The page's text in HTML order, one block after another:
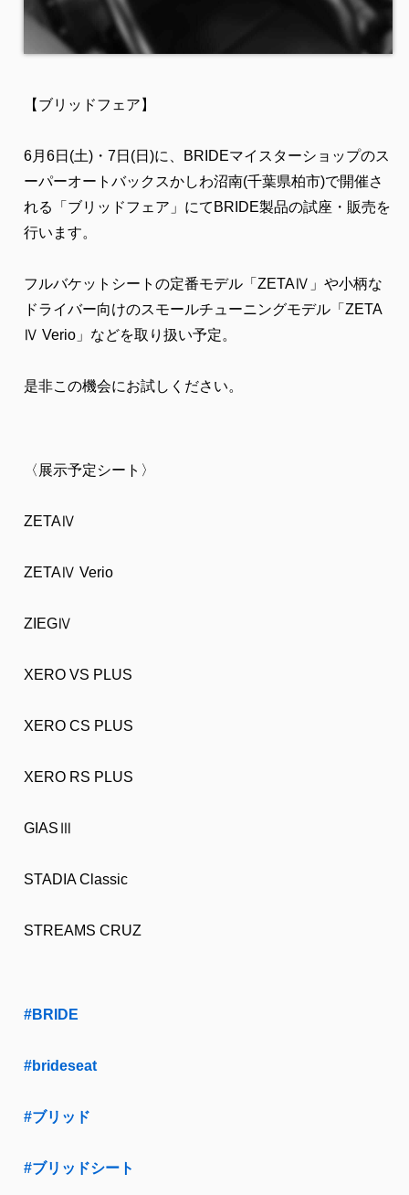
【ブリッドフェア】
6月6日(土)・7日(日)に、BRIDEマイスターショップのス
ーパーオートバックスかしわ沼南(千葉県柏市)で開催さ
れる「ブリッドフェア」にてBRIDE製品の試座・販売を
行います。
フルバケットシートの定番モデル「ZETAⅣ」や小柄な
ドライバー向けのスモールチューニングモデル「ZETA
Ⅳ Verio」などを取り扱い予定。
是非この機会にお試しください。
〈展示予定シート〉
ZETAⅣ
ZETAⅣ Verio
ZIEGⅣ
XERO VS PLUS
XERO CS PLUS
XERO RS PLUS
GIASⅢ
STADIA Classic
STREAMS CRUZ
#BRIDE
#brideseat
#ブリッド
#ブリッドシート